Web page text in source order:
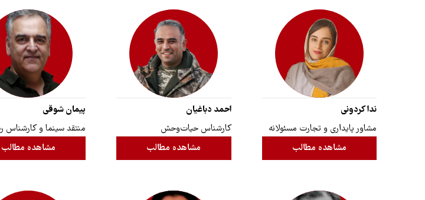
ندا کردونی
مشاور پایداری و تجارت مسئولانه
مشاهده مطالب
احمد دباغیان
کارشناس حیات‌وحش
مشاهده مطالب
پیمان شوقی
منتقد سینما و کارشناس
مشاهده مطالب